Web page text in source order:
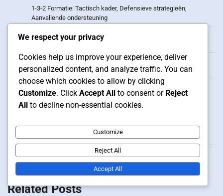
1-3-2 Formatie: Tactisch kader, Defensieve strategieën,
Aanvallende ondersteuning
2-3 Formatie: Spelersrollen, Positioneringsdynamiek,
3-2 Formatie: Spelerbijdragen, Positioneringsstrategieën,
Tactische inzichten
2-3 Vorming: Overloads, Drukken, Balbezitspel
Archief
February 2026
Related Posts
We respect your privacy
Cookies help us improve your experience, deliver
personalized content, and analyze traffic. You can
choose which cookies to allow by clicking
Customize. Click Accept All to consent or Reject
All to decline non-essential cookies.
Customize
Reject All
Accept All